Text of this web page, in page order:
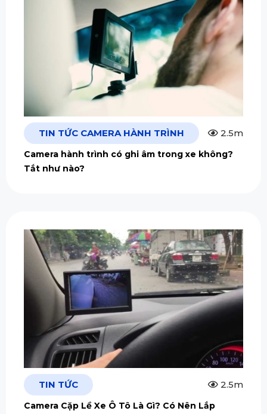
TIN TỨC CAMERA HÀNH TRÌNH 2.5m
Camera hành trình có ghi âm trong xe không?
Tắt như nào?
TIN TỨC 2.5m
Camera Cặp Lề Xe Ô Tô Là Gì? Có Nên Lắp